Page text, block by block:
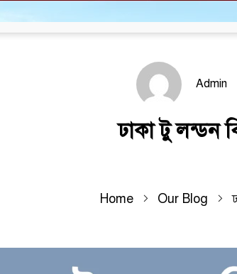
Admin
ঢাকা টু লন্ডন
Home Our Blog